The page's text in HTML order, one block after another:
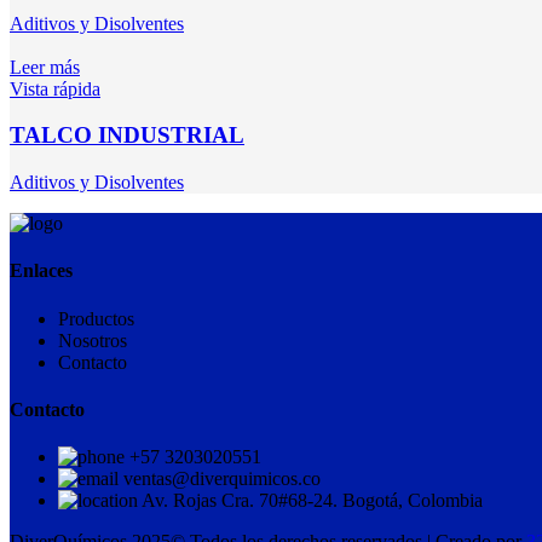
Aditivos y Disolventes
Leer más
Vista rápida
TALCO INDUSTRIAL
Aditivos y Disolventes
Enlaces
Productos
Nosotros
Contacto
Contacto
+57 3203020551
ventas@diverquimicos.co
Av. Rojas Cra. 70#68-24. Bogotá, Colombia